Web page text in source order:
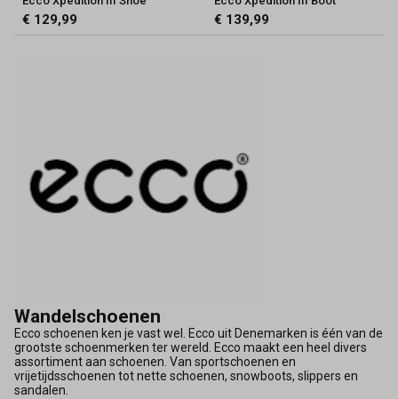
€ 129,99 € 139,99
Wandelschoenen
Ecco schoenen ken je vast wel. Ecco uit Denemarken is één van de
grootste schoenmerken ter wereld. Ecco maakt een heel divers
assortiment aan schoenen. Van sportschoenen en
vrijetijdsschoenen tot nette schoenen, snowboots, slippers en
sandalen.